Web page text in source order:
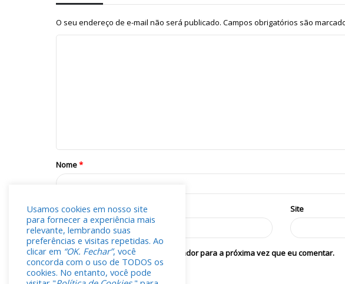
O seu endereço de e-mail não será publicado. Campos obrigatórios são
Nome*
E-mail* Site
Salvar meus dados neste navegador para a próxima vez que eu comentar.
Usamos cookies em nosso site
para fornecer a experiência mais
relevante, lembrando suas
preferências e visitas repetidas. Ao
clicar em “OK. Fechar”, você
concorda com o uso de TODOS os
cookies. No entanto, você pode